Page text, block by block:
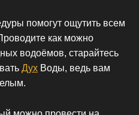
помогут ощутить всем
как можно
водоёмов, старайтесь
Дух Воды, ведь вам